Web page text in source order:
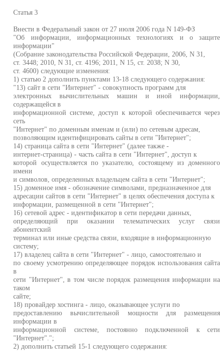
Статья 3
Внести в Федеральный закон от 27 июля 2006 года N 149-ФЗ
"Об информации, информационных технологиях и о защите
информации"
(Собрание законодательства Российской Федерации, 2006, N 31,
ст. 3448; 2010, N 31, ст. 4196; 2011, N 15, ст. 2038; N 30,
ст. 4600) следующие изменения:
1) статью 2 дополнить пунктами 13-18 следующего содержания:
"13) сайт в сети "Интернет" - совокупность программ для
электронных вычислительных машин и иной информации,
содержащейся в
информационной системе, доступ к которой обеспечивается через
сеть
"Интернет" по доменным именам и (или) по сетевым адресам,
позволяющим идентифицировать сайты в сети "Интернет";
14) страница сайта в сети "Интернет" (далее также -
интернет-страница) - часть сайта в сети "Интернет", доступ к
которой осуществляется по указателю, состоящему из доменного
имени
и символов, определенных владельцем сайта в сети "Интернет";
15) доменное имя - обозначение символами, предназначенное для
адресации сайтов в сети "Интернет" в целях обеспечения доступа к
информации, размещенной в сети "Интернет";
16) сетевой адрес - идентификатор в сети передачи данных,
определяющий при оказании телематических услуг связи
абонентский
терминал или иные средства связи, входящие в информационную
систему;
17) владелец сайта в сети "Интернет" - лицо, самостоятельно и
по своему усмотрению определяющее порядок использования сайта
в
сети "Интернет", в том числе порядок размещения информации на
таком
сайте;
18) провайдер хостинга - лицо, оказывающее услуги по
предоставлению вычислительной мощности для размещения
информации в
информационной системе, постоянно подключенной к сети
"Интернет".";
2) дополнить статьей 15-1 следующего содержания: